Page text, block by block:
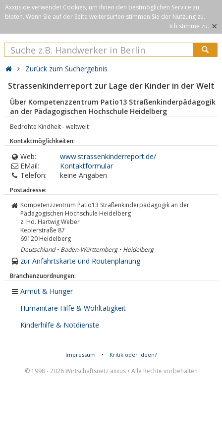
Axxus.de verwendet Cookies, um Ihnen den bestmöglichen Service zu
bieten. Wenn Sie auf der Seite weitersurfen stimmen Sie der Nutzung zu.
Ich stimme zu. ×
Zurück zum Suchergebnis
Strassenkinderreport zur Lage der Kinder in der Welt
Über Kompetenzzentrum Patio13 Straßenkinderpädagogik
an der Pädagogischen Hochschule Heidelberg
Bedrohte Kindheit - weltweit
Kontaktmöglichkeiten:
Web:
www.strassenkinderreport.de/
EMail:
Kontaktformular
Telefon:
keine Angaben
Postadresse:
Kompetenzzentrum Patio13 Straßenkinderpädagogik an der
Pädagogischen Hochschule Heidelberg
z. Hd. Hartwig Weber
Keplerstraße 87
69120 Heidelberg
Deutschland • Baden-Württemberg • Heidelberg
zur Anfahrtskarte und Routenplanung
Branchenzuordnungen:
Armut & Hunger
Humanitäre Hilfe & Wohltätigkeit
Kinderhilfe & Notdienste
Impressum • Kritik oder Ideen?
© 1998 - 2026 Wirtschaftsnetz axxus • Alle Rechte vorbehalten